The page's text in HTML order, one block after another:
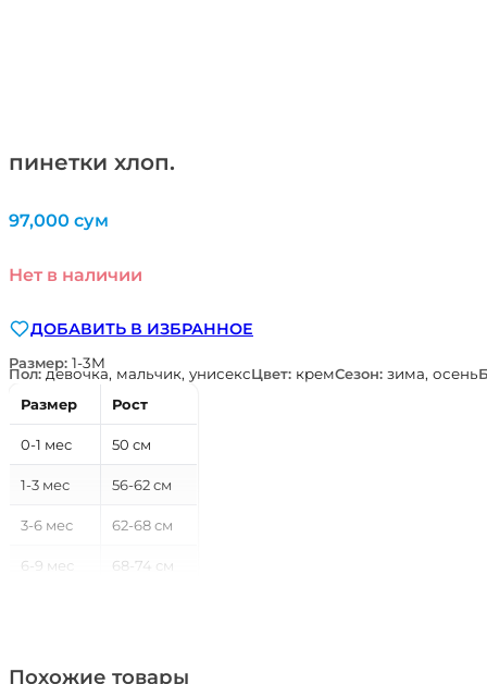
пинетки хлоп.
97,000 сум
Нет в наличии
ДОБАВИТЬ В ИЗБРАННОЕ
Размер: 1-3М
Пол:девочка, мальчик, унисексЦвет: кремСезон: зима, осень
Размер
Рост
0-1 мес 50 см
1-3 мес 56-62 см
3-6 мес 62-68 см
6-9 мес 68-74 см
Похожие товары